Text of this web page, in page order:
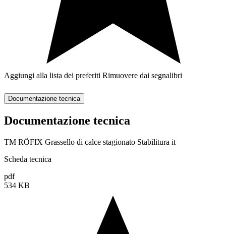
Aggiungi alla lista dei preferiti Rimuovere dai segnalibri
Documentazione tecnica
Documentazione tecnica
TM RÖFIX Grassello di calce stagionato Stabilitura it
Scheda tecnica
pdf
534 KB